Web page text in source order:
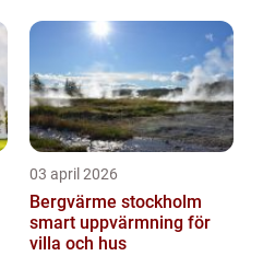
03 april 2026
Bergvärme stockholm
smart uppvärmning för
villa och hus